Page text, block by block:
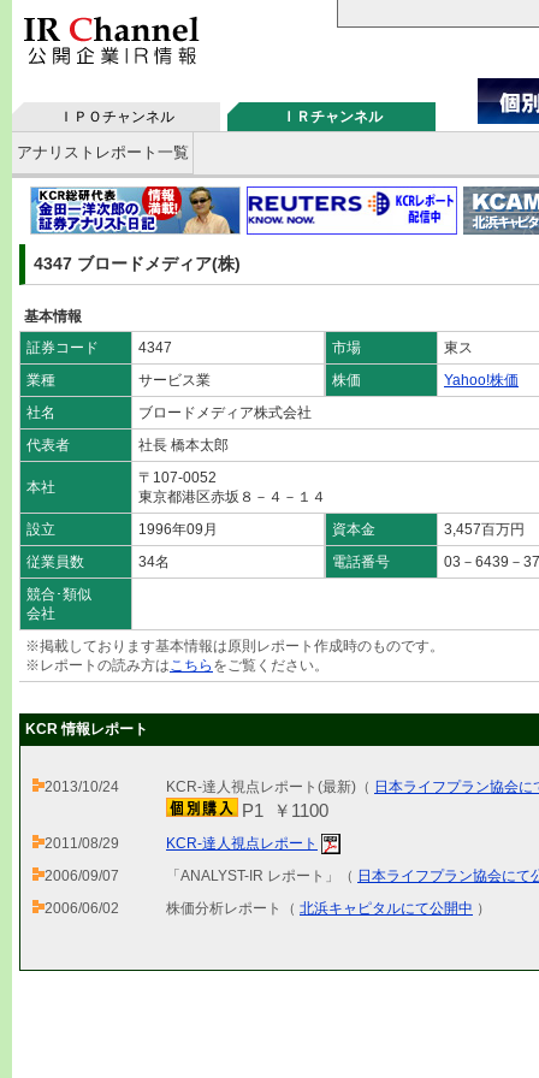
ＩＰＯチャンネル ＩＲチャンネル
アナリストレポート一覧
4347 ブロードメディア(株)
基本情報
証券コード
4347 市場
東ス
業種
サービス業 株価
Yahoo!株価
社名
ブロードメディア株式会社
代表者
社長 橋本太郎
本社
〒107-0052
東京都港区赤坂８－４－１４
設立
1996年09月 資本金
3,457百万円
従業員数
34名 電話番号
03－6439－
競合･類似
会社
※掲載しております基本情報は原則レポート作成時のものです。
※レポートの読み方はこちら をご覧ください。
KCR 情報レポート
2013/10/24 KCR-達人視点レポート(最新)（ 日本ライフプラン協会に
P1 ￥1100
2011/08/29
KCR-達人視点レポート
2006/09/07
「ANALYST-IR レポート」（ 日本ライフプラン協会にて
2006/06/02
株価分析レポート（ 北浜キャピタルにて公開中 ）